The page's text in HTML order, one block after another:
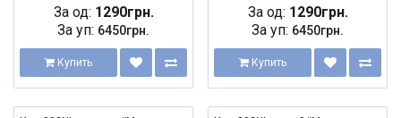
За од: 1290грн.
За уп: 6450грн.
Купить
За од: 1290грн.
За уп: 6450грн.
Купить